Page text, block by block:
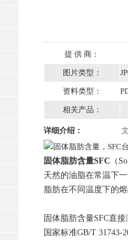
提 供 商：
图片类型：
资料类型：
相关产品：
详细介绍：
固体脂肪含量SFC （
天然的油脂在常温下
脂肪在不同温度下的
固体脂肪含量SFC直
国家标准GB/T